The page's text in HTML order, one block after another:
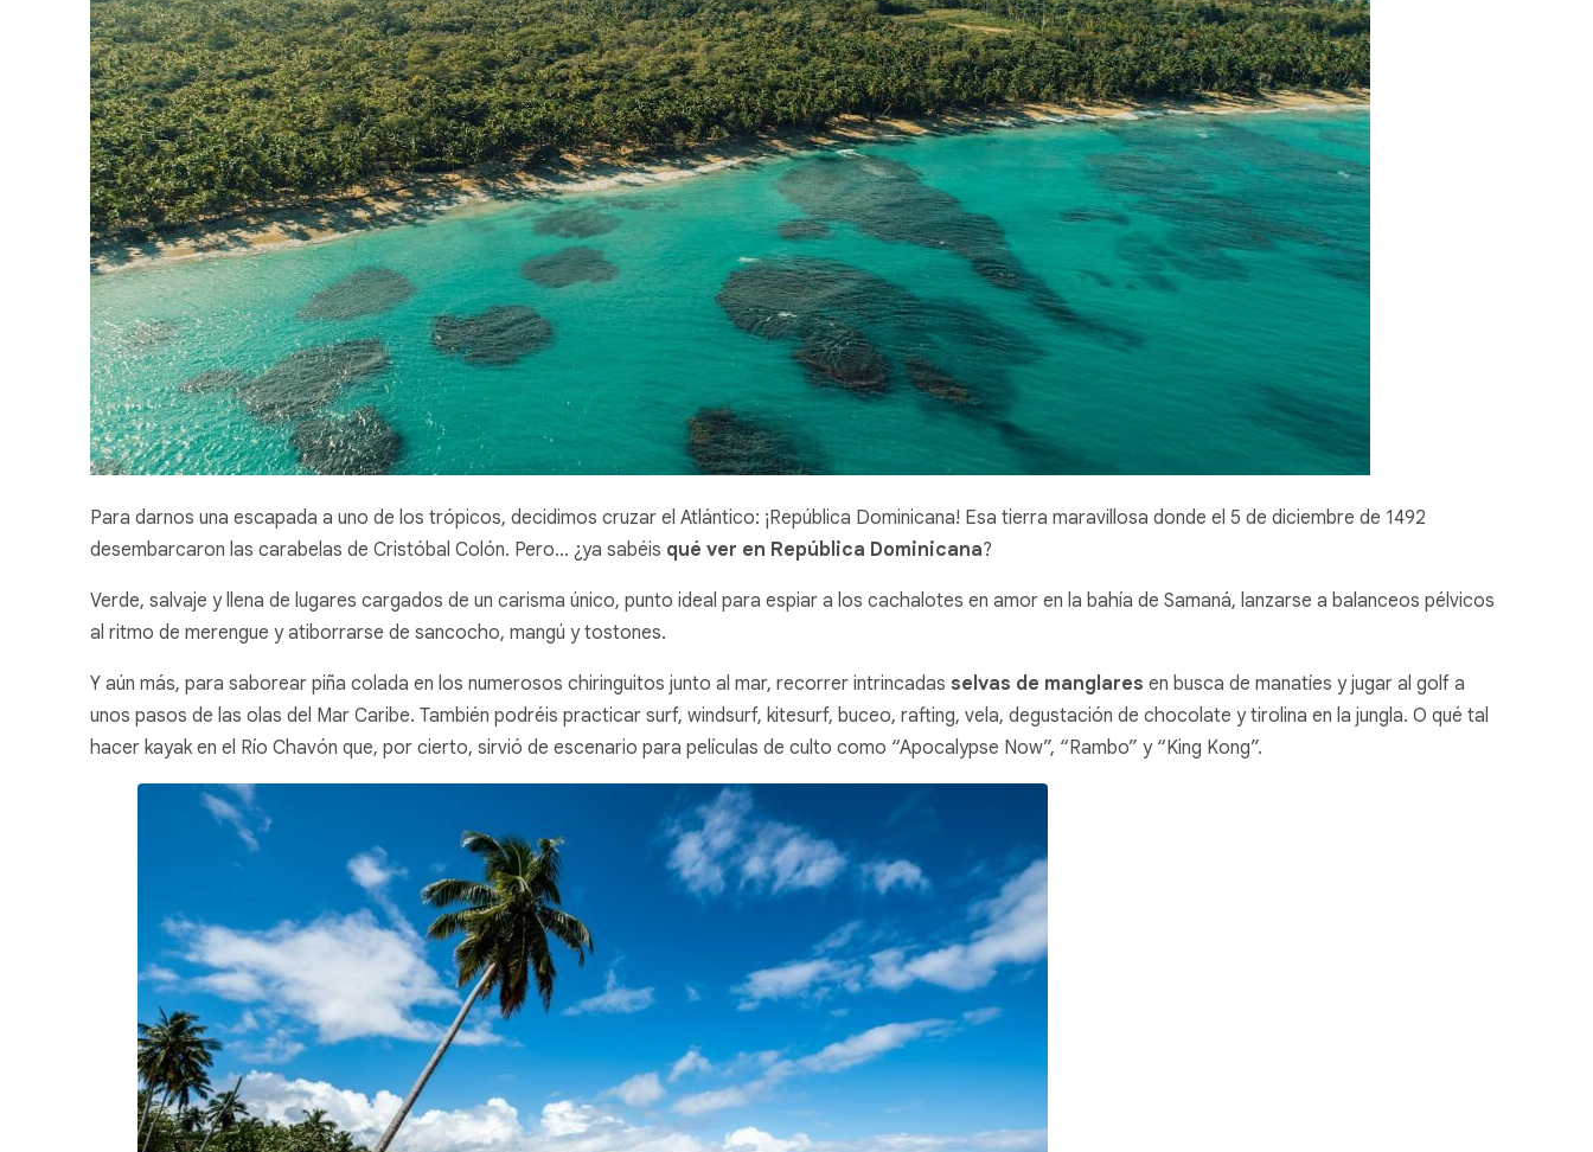
Para darnos una escapada a uno de los trópicos, decidimos cruzar el Atlántico: ¡República Dominicana! Esa tierra maravillosa donde el 5 de diciembre de 1492
desembarcaron las carabelas de Cristóbal Colón. Pero… ¿ya sabéis qué ver en República Dominicana?
Verde, salvaje y llena de lugares cargados de un carisma único, punto ideal para espiar a los cachalotes en amor en la bahía de Samaná, lanzarse a balanceos pélvicos
al ritmo de merengue y atiborrarse de sancocho, mangú y tostones.
Y aún más, para saborear piña colada en los numerosos chiringuitos junto al mar, recorrer intrincadas selvas de manglares en busca de manatíes y jugar al golf a
unos pasos de las olas del Mar Caribe. También podréis practicar surf, windsurf, kitesurf, buceo, rafting, vela, degustación de chocolate y tirolina en la jungla. O qué tal
hacer kayak en el Río Chavón que, por cierto, sirvió de escenario para películas de culto como “Apocalypse Now”, “Rambo” y “King Kong”.